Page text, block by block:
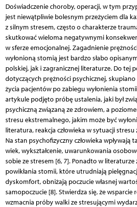
Doświadczenie choroby, operacji, w tym
jest niewątpliwie bolesnym przeżyciem dla
z silnym stresem, często o charakterze
skutkować wieloma negatywnymi
w sferze emocjonalnej. Zagadnienie
wyłonioną stomią jest bardzo słabo
polskiej, jak i zagranicznej literaturze. Do tej
dotyczących prężności psychicznej, skupiano
życia pacjentów po zabiegu wyłonienia
artykule podjęto próbę ustalenia, jaki był
psychiczną związaną ze zdrowiem, a
stresu ekstremalnego, jakim może być
literatura, reakcja człowieka w sytuacji
Na stan psychofizyczny człowieka wpływają
wiek, wykształcenie, uwarunkowania
sobie ze stresem [6, 7]. Ponadto w literaturze
powikłania stomii, które utrudniają
dyskomfort, obniżają poczucie własnej
samopoczucie [8]. Stwierdza się, że wsparcie
wzmacnia próby walki ze stresującymi